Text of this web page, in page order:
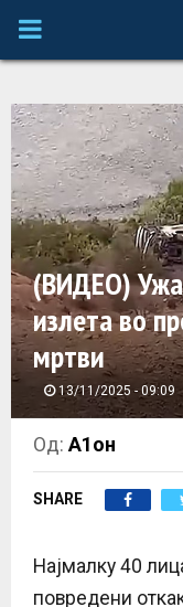
P
I
M
A
R
Y
M
E
N
(ВИДЕО)
излета во
мртви
13/11/2025 - 09:09
Од:А1он
SHARE
Најмалку 40
повредени